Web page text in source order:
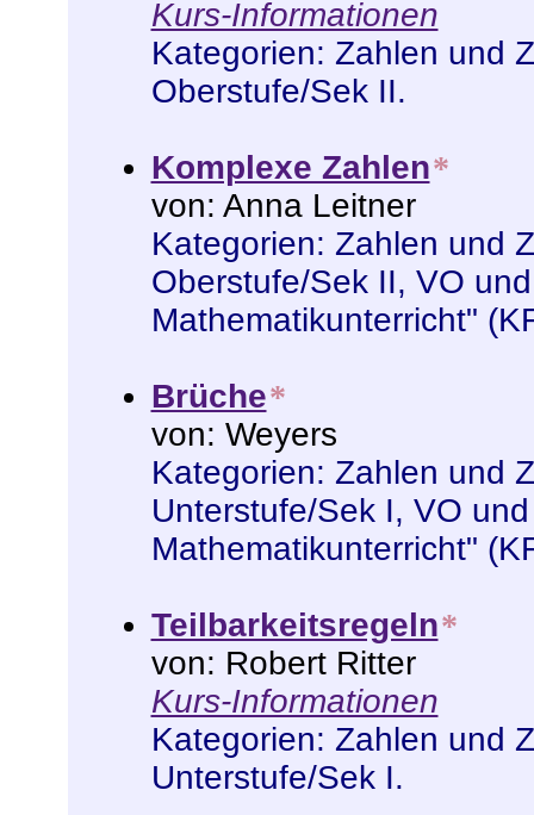
Kurs-Informationen
Kategorien: Zahlen und
Oberstufe/Sek II.
Komplexe Zahlen*
von: Anna Leitner
Kategorien: Zahlen und
Oberstufe/Sek II, VO
Mathematikunterricht"
Brüche*
von: Weyers
Kategorien: Zahlen und
Unterstufe/Sek I, VO
Mathematikunterricht"
Teilbarkeitsregeln*
von: Robert Ritter
Kurs-Informationen
Kategorien: Zahlen und
Unterstufe/Sek I.